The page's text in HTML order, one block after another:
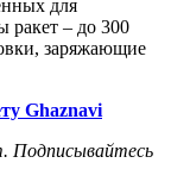
для
ракет – до 300
заряжающие
Ghaznavi
Подписывайтесь